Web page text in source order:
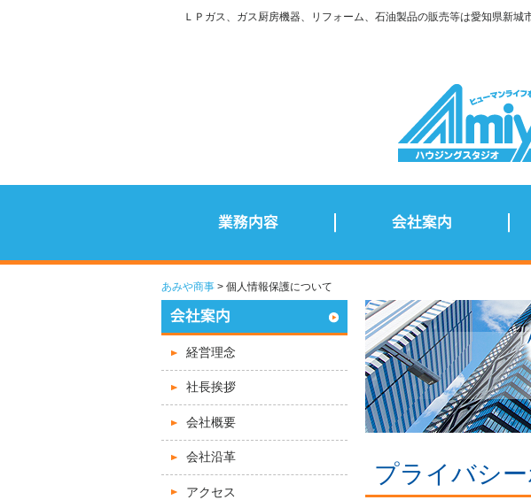
ＬＰガス、ガス厨房機器、リフォーム、石油製品の販売等は愛知県新城
あみや商事 個人情報保護について
プライバシ
経営理念
社長挨拶
会社概要
会社沿革
アクセス